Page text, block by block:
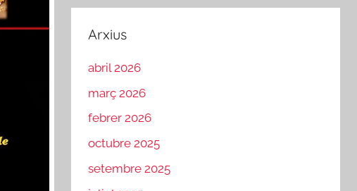
Arxius
abril 2026
març 2026
febrer 2026
octubre 2025
setembre 2025